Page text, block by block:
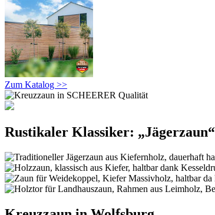
Zum Katalog >>
Rustikaler Klassiker: